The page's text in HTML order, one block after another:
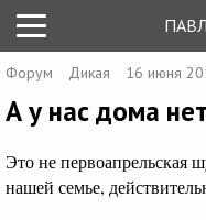
Форум Дикая 16 июня
А у нас дома
Это не первоапрельская
нашей семье,